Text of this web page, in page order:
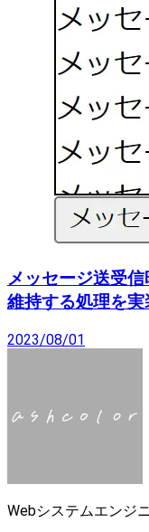
メッセージ送受
維持する処理を
2023/08/01
Webシステムエンジ